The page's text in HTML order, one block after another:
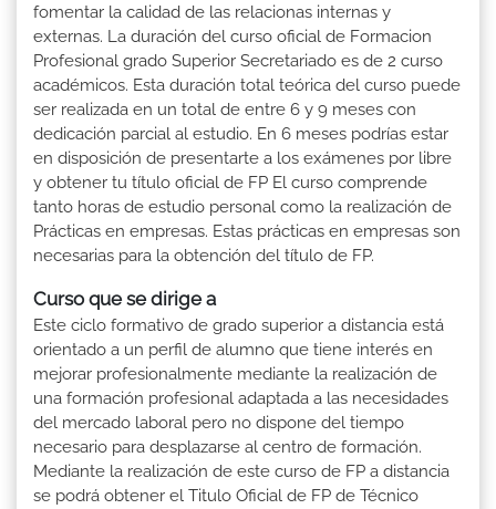
fomentar la calidad de las relacionas internas y
externas. La duración del curso oficial de Formacion
Profesional grado Superior Secretariado es de 2 curso
académicos. Esta duración total teórica del curso puede
ser realizada en un total de entre 6 y 9 meses con
dedicación parcial al estudio. En 6 meses podrías estar
en disposición de presentarte a los exámenes por libre
y obtener tu título oficial de FP El curso comprende
tanto horas de estudio personal como la realización de
Prácticas en empresas. Estas prácticas en empresas son
necesarias para la obtención del título de FP.
Curso que se dirige a
Este ciclo formativo de grado superior a distancia está
orientado a un perfil de alumno que tiene interés en
mejorar profesionalmente mediante la realización de
una formación profesional adaptada a las necesidades
del mercado laboral pero no dispone del tiempo
necesario para desplazarse al centro de formación.
Mediante la realización de este curso de FP a distancia
se podrá obtener el Titulo Oficial de FP de Técnico